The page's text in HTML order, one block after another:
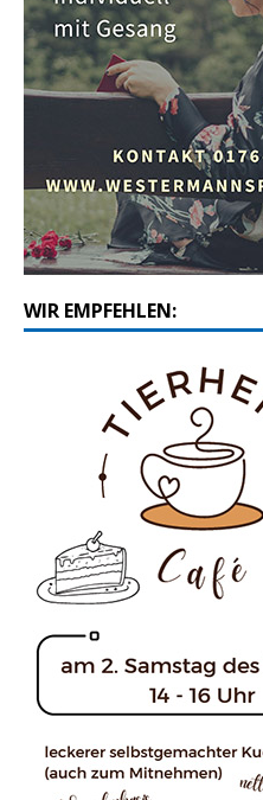
WIR EMPFEHLEN: